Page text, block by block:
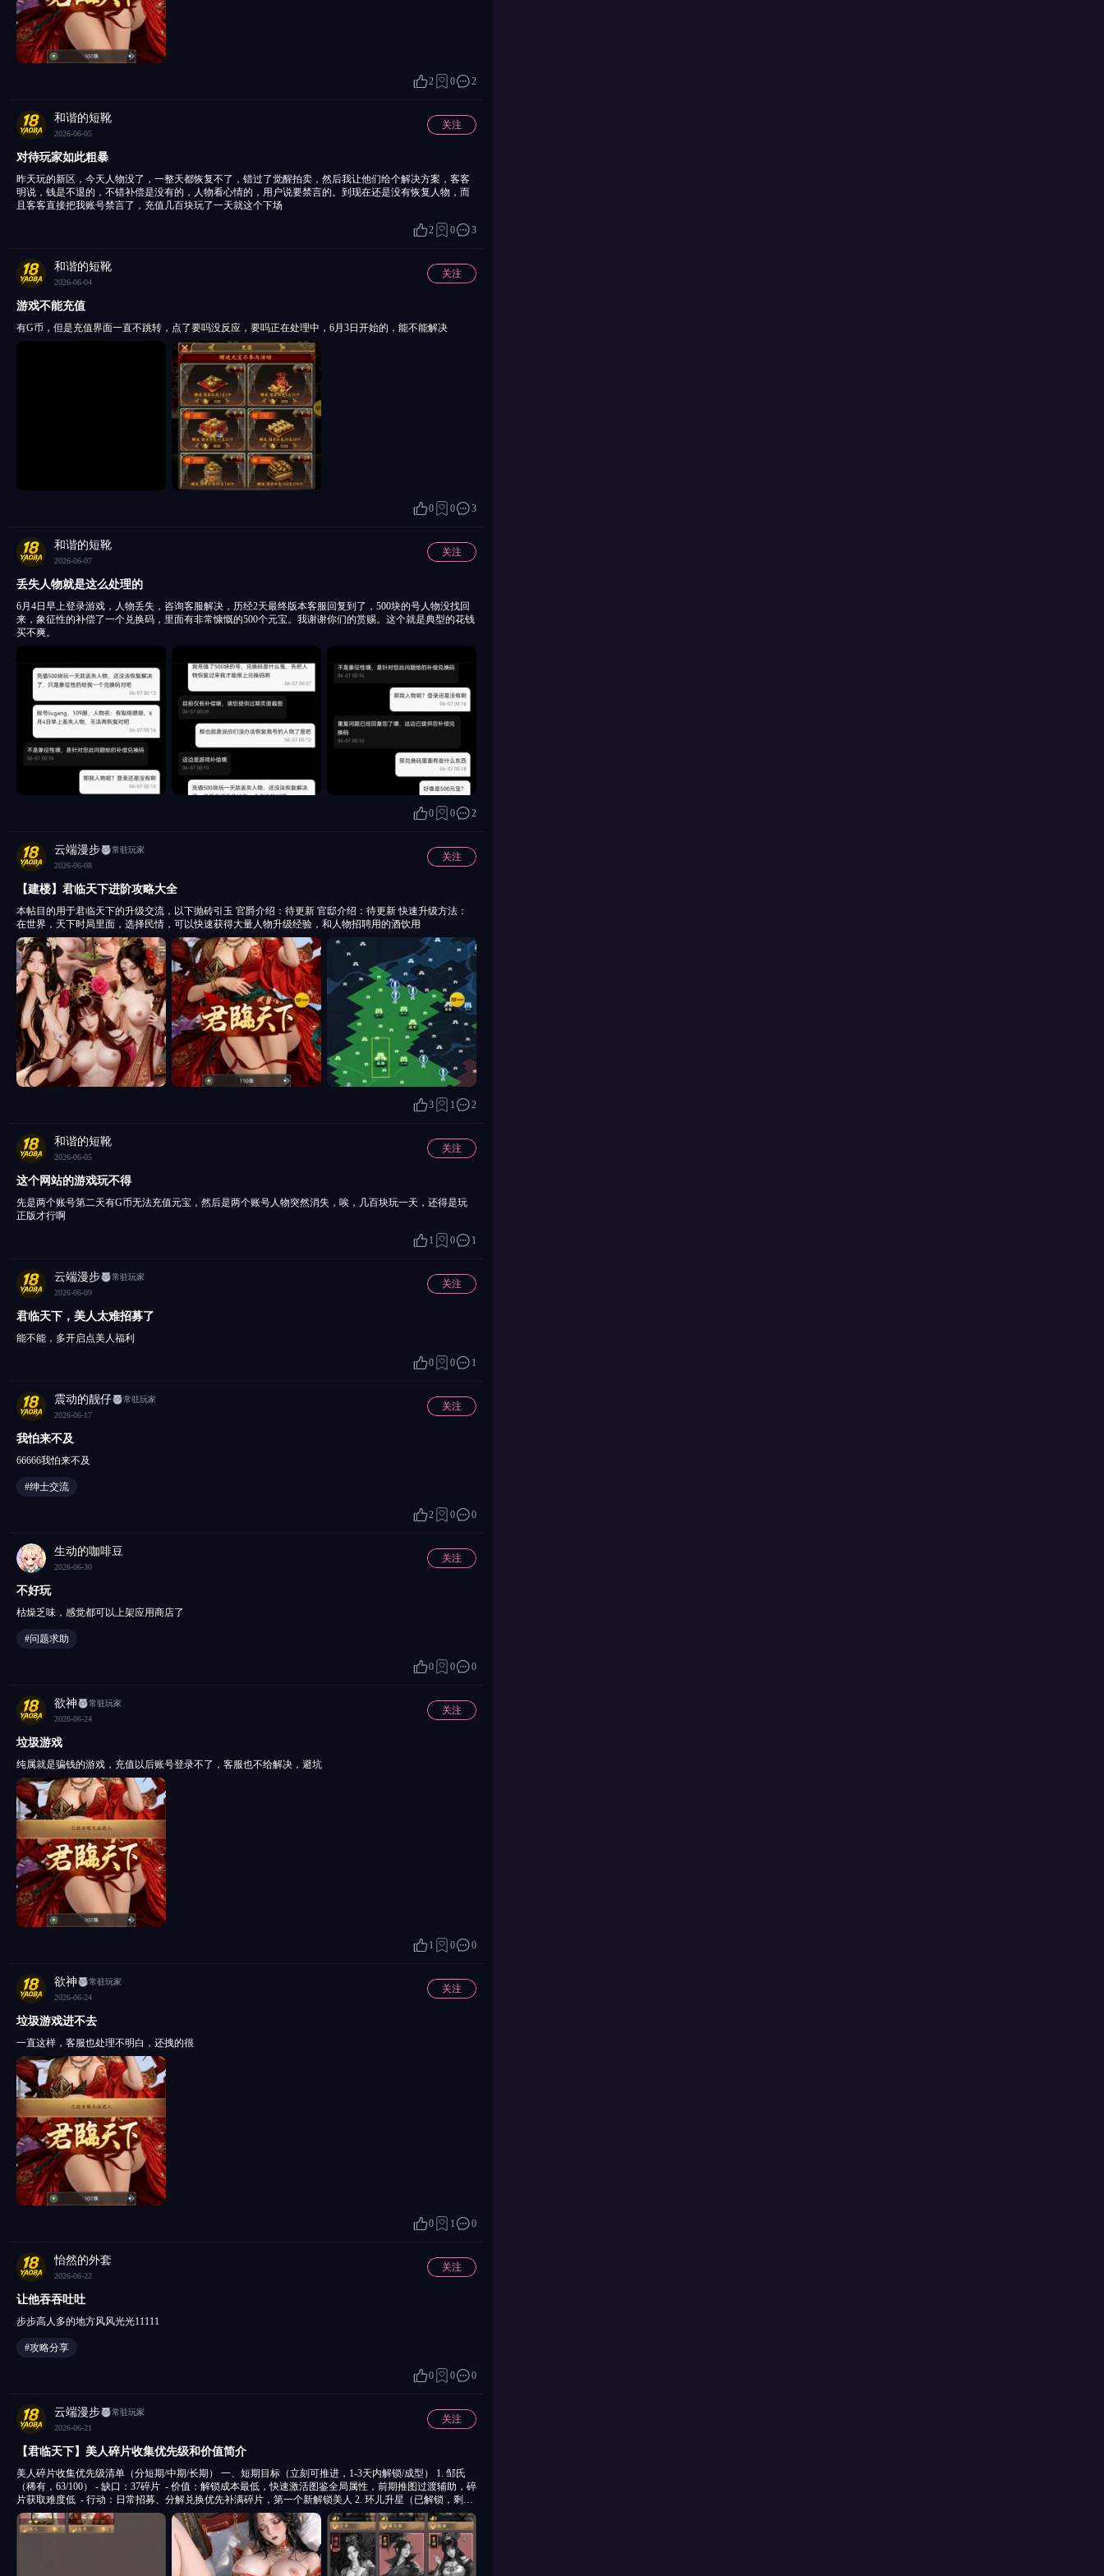
2 0 2
和谐的短靴
2026-06-05
关注
对待玩家如此粗暴
昨天玩的新区，今天人物没了，一整天都恢复不了，错过了觉醒拍卖，然后我让他们给个解决方案，客客
明说，钱是不退的，不错补偿是没有的，人物看心情的，用户说要禁言的。到现在还是没有恢复人物，而
且客客直接把我账号禁言了，充值几百块玩了一天就这个下场
2 0 3
和谐的短靴
2026-06-04
关注
游戏不能充值
有G币，但是充值界面一直不跳转，点了要吗没反应，要吗正在处理中，6月3日开始的，能不能解决
0 0 3
和谐的短靴
2026-06-07
关注
丢失人物就是这么处理的
6月4日早上登录游戏，人物丢失，咨询客服解决，历经2天最终版本客服回复到了，500块的号人物没找回
来，象征性的补偿了一个兑换码，里面有非常慷慨的500个元宝。我谢谢你们的赏赐。这个就是典型的花钱
买不爽。
0 0 2
云端漫步
常驻玩家
2026-06-08
关注
【建楼】君临天下进阶攻略大全
本帖目的用于君临天下的升级交流，以下抛砖引玉 官爵介绍：待更新 官邸介绍：待更新 快速升级方法：
在世界，天下时局里面，选择民情，可以快速获得大量人物升级经验，和人物招聘用的酒饮用
3 1 2
和谐的短靴
2026-06-05
关注
这个网站的游戏玩不得
先是两个账号第二天有G币无法充值元宝，然后是两个账号人物突然消失，唉，几百块玩一天，还得是玩
正版才行啊
1 0 1
云端漫步
常驻玩家
2026-06-09
关注
君临天下，美人太难招募了
能不能，多开启点美人福利
0 0 1
震动的靓仔
常驻玩家
2026-06-17
关注
我怕来不及
66666我怕来不及
#绅士交流
2 0 0
生动的咖啡豆
2026-06-30
关注
不好玩
枯燥乏味，感觉都可以上架应用商店了
#问题求助
0 0 0
欲神
常驻玩家
2026-06-24
关注
垃圾游戏
纯属就是骗钱的游戏，充值以后账号登录不了，客服也不给解决，避坑
1 0 0
欲神
常驻玩家
2026-06-24
关注
垃圾游戏进不去
一直这样，客服也处理不明白，还拽的很
0 1 0
怡然的外套
2026-06-22
关注
让他吞吞吐吐
步步高人多的地方风风光光11111
#攻略分享
0 0 0
云端漫步
常驻玩家
2026-06-21
关注
【君临天下】美人碎片收集优先级和价值简介
美人碎片收集优先级清单（分短期/中期/长期） 一、短期目标（立刻可推进，1-3天内解锁/成型） 1. 邹氏
（稀有，63/100） - 缺口：37碎片 ​ - 价值：解锁成本最低，快速激活图鉴全局属性，前期推图过渡辅助，碎
片获取难度低 ​ - 行动：日常招募、分解兑换优先补满碎片，第一个新解锁美人 2. 环儿升星（已解锁，剩余
85碎片） - 价值：全阵营通用加成，无阵容限制，碎片存量充足，升星直接全队提攻防血 ​ - 行动：多余碎
片全部用于升星，优先拉高星级，不用囤 3. 大乔基础碎片囤货（已解锁，4碎片） - 缺口极大，仅顺带收
价值：全游戏独一档治疗美人，推图、副本、竞技场全部刚需，任何阵容必带 ​ - 行动：元宝优先投入美人